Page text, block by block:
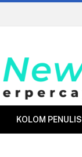
KOLOM PENULIS